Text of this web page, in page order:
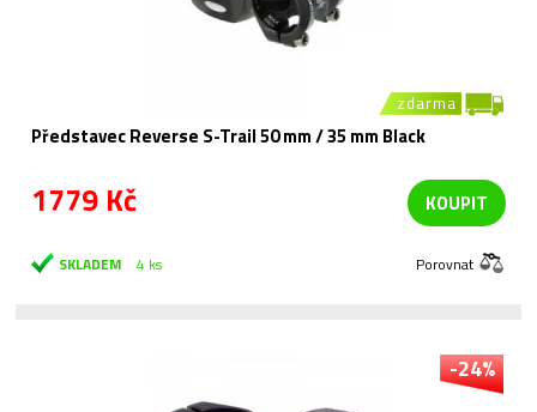
zdarma
Představec Reverse S-Trail 50 mm / 35 mm Black
1779 Kč KOUPIT
SKLADEM 4 ks Porovnat
-24%